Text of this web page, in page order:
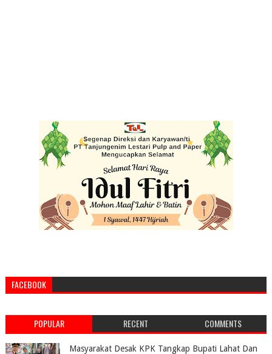
FACEBOOK
POPULAR RECENT COMMENTS
Masyarakat Desak KPK Tangkap Bupati Lahat Dan